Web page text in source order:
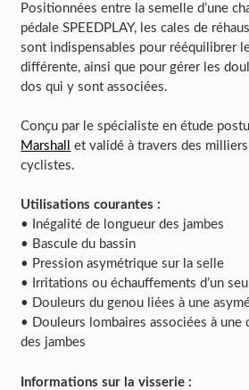
Positionnées entre la semelle d’une
pédale SPEEDPLAY, les cales de
sont indispensables pour rééquilibrer
différente, ainsi que pour gérer les
dos qui y sont associées.
Conçu par le spécialiste en étude
Marshall
et validé à travers des
cyclistes.
Utilisations courantes :
• Inégalité de longueur des jambes
• Bascule du bassin
• Pression asymétrique sur la selle
• Irritations ou échauffements d’un
• Douleurs du genou liées à une
• Douleurs lombaires associées à une
des jambes
Informations sur la visserie :